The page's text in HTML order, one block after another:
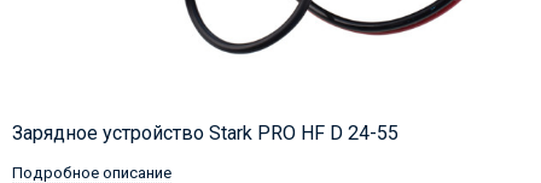
Зарядное устройство Stark PRO HF D 24-55
Подробное описание